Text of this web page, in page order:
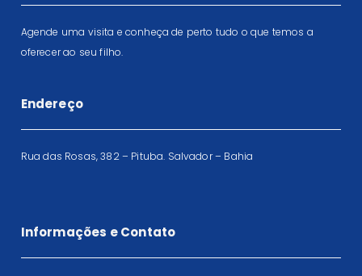
Agende uma visita e conheça de perto tudo o que temos a
oferecer ao seu filho.
Endereço
Rua das Rosas, 382 – Pituba. Salvador – Bahia
Informações e Contato